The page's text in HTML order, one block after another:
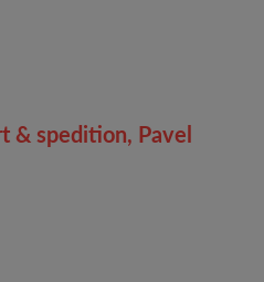
& spedition, Pavel